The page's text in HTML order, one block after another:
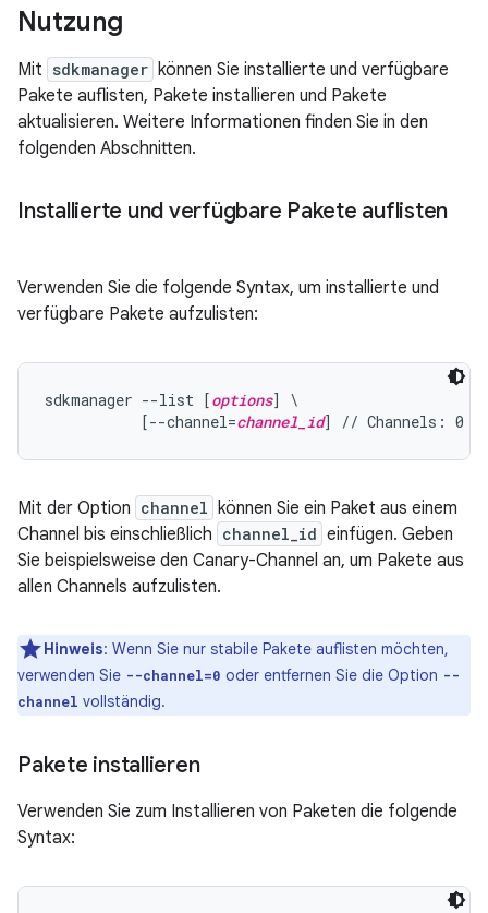
Nutzung
Mit sdkmanager können Sie installierte und verfügbare
Pakete auflisten, Pakete installieren und Pakete
aktualisieren. Weitere Informationen finden Sie in den
folgenden Abschnitten.
Installierte und verfügbare Pakete auflisten
Verwenden Sie die folgende Syntax, um installierte und
verfügbare Pakete aufzulisten:
sdkmanager --list [options] \
           [--channel=
channel_id
Mit der Option channel können Sie ein Paket aus einem
Channel bis einschließlich channel_id einfügen. Geben
Sie beispielsweise den Canary-Channel an, um Pakete aus
allen Channels aufzulisten.
Hinweis: Wenn Sie nur stabile Pakete auflisten möchten,
verwenden Sie --channel=0 oder entfernen Sie die Option --
channel vollständig.
Pakete installieren
Verwenden Sie zum Installieren von Paketen die folgende
Syntax: